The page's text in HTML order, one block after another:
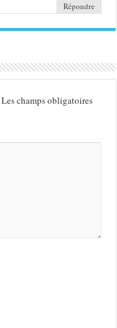
Répondre
Les champs obligatoires